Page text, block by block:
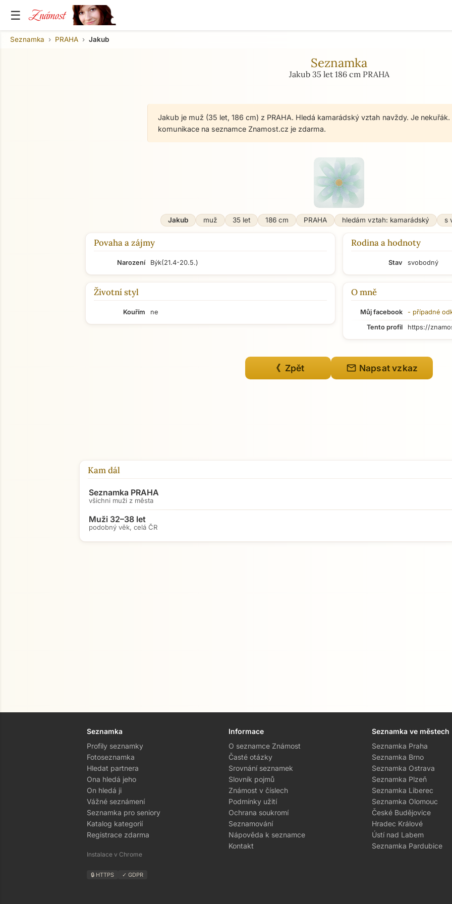
☰ Známost
Seznamka PRAHA Jakub
Seznamka
Jakub 35 let 186 cm PRAHA
Jakub je muž (35 let, 186 cm) z PRAHA. Hledá kamarádský vztah navždy. Je nekuřák.
komunikace na seznamce Znamost.cz je zdarma.
Jakub muž 35 let 186 cm PRAHA hledám vztah: kamarádský s
Povaha a zájmy
Narození Býk(21.4-20.5.)
Životní styl
Kouřím ne
Rodina a hodnoty
Stav svobodný
O mně
Můj facebook - případné
Tento profil
https://
《 Zpět mail Napsat vzkaz
Kam dál
Seznamka PRAHA
všichni muži z města
Muži 32–38 let
podobný věk, celá ČR
Seznamka
Profily seznamky
Fotoseznamka
Hledat partnera
Ona hledá jeho
On hledá ji
Vážné seznámení
Seznamka pro seniory
Katalog kategorií
Registrace zdarma
Instalace v Chrome
🔒 HTTPS ✓ GDPR
Informace
O seznamce Známost
Časté otázky
Srovnání seznamek
Slovník pojmů
Známost v číslech
Podmínky užití
Ochrana soukromí
Seznamování
Nápověda k seznamce
Kontakt
Seznamka ve městech
Seznamka Praha
Seznamka Brno
Seznamka Ostrava
Seznamka Plzeň
Seznamka Liberec
Seznamka Olomouc
České Budějovice
Hradec Králové
Ústí nad Labem
Seznamka Pardubice